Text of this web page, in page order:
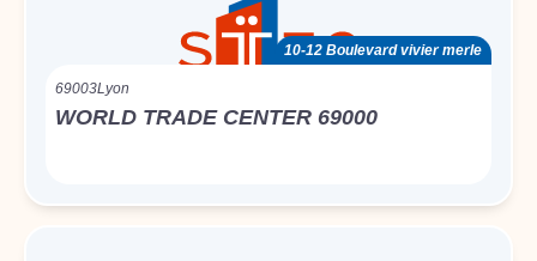
10-12 Boulevard vivier merle
69003Lyon
WORLD TRADE CENTER 69000